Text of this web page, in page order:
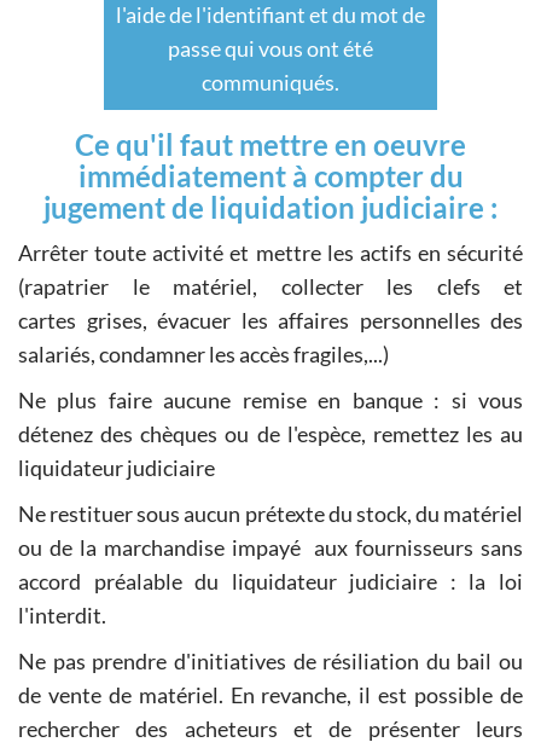
l'aide de l'identifiant et du mot de
passe qui vous ont été
communiqués.
Ce qu'il faut mettre en oeuvre
immédiatement à compter du
jugement de liquidation judiciaire :
Arrêter toute activité et mettre les actifs en sécurité
(rapatrier le matériel, collecter les clefs et
cartes grises, évacuer les affaires personnelles des
salariés, condamner les accès fragiles,...)
Ne plus faire aucune remise en banque : si vous
détenez des chèques ou de l'espèce, remettez les au
liquidateur judiciaire
Ne restituer sous aucun prétexte du stock, du matériel
ou de la marchandise impayé aux fournisseurs sans
accord préalable du liquidateur judiciaire : la loi
l'interdit.
Ne pas prendre d'initiatives de résiliation du bail ou
de vente de matériel. En revanche, il est possible de
rechercher des acheteurs et de présenter leurs